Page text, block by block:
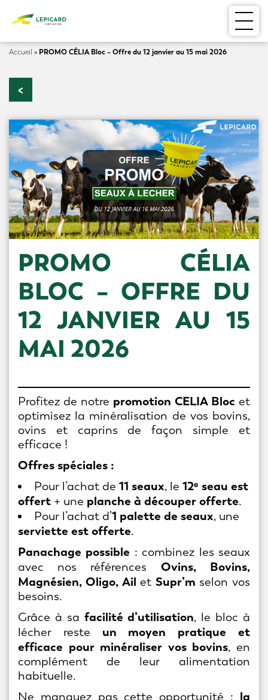
NOS METIERS
MAGASINS
SERVICES
ACTUALITÉS
CONTACT
NOUS REJOINDRE
MON ESPACE
Accueil » PROMO CÉLIA Bloc – Offre du 12 janvier au 15 mai 2026
<
PROMO CÉLIA
BLOC – OFFRE DU
12 JANVIER AU 15
MAI 2026
Profitez de notre promotion CELIA Bloc et
optimisez la minéralisation de vos bovins,
ovins et caprins de façon simple et
efficace !
Offres spéciales :
Pour l’achat de 11 seaux, le 12ᵉ seau est
offert + une planche à découper offerte.
Pour l’achat d’1 palette de seaux, une
serviette est offerte.
Panachage possible : combinez les seaux
avec nos références Ovins, Bovins,
Magnésien, Oligo, Ail et Supr’m selon vos
besoins.
Grâce à sa facilité d’utilisation, le bloc à
lécher reste un moyen pratique et
efficace pour minéraliser vos bovins, en
complément de leur alimentation
habituelle.
Ne manquez pas cette opportunité : la